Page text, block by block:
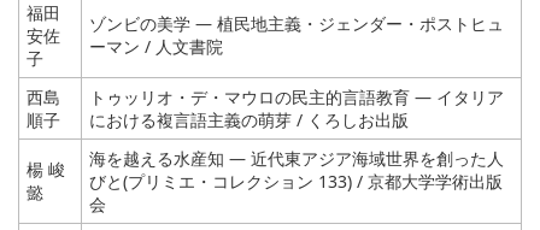
福田
安佐
子
ゾンビの美学 ― 植民地主義・ジェンダー・ポストヒュ
ーマン / 人文書院
西島
順子
トゥッリオ・デ・マウロの民主的言語教育 ― イタリア
における複言語主義の萌芽 / くろしお出版
楊 峻
懿
海を越える水産知 — 近代東アジア海域世界を創った人
びと(プリミエ・コレクション 133) / 京都大学学術出版
会